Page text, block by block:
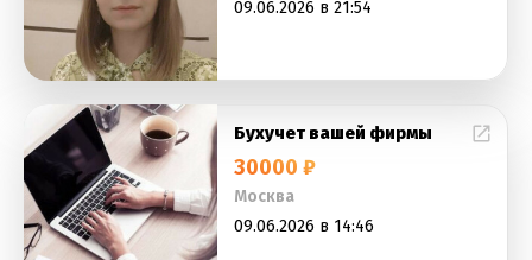
09.06.2026 в 21:54
Бухучет вашей фирмы
30000 ₽
Москва
09.06.2026 в 14:46